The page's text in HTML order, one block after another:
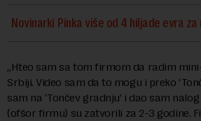
Novinarki Pinka više od 4 hiljade evra
„Hteo sam sa tom firmom da radim
Srbiji. Video sam da to mogu i preko
sam na ‘Tončev gradnju’ i dao sam
(ofšor firmu) su zatvorili za 2-3 godine.